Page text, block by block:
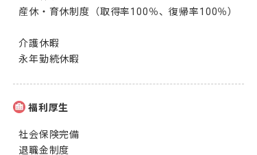
産休・育休制度（取得率100％、復帰率100％）
介護休暇
永年勤続休暇
福利厚生
社会保険完備
退職金制度